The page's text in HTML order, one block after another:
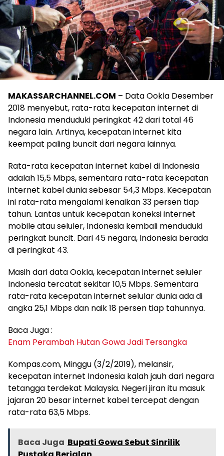
MAKASSARCHANNEL.COM – Data Ookla Desember
2018 menyebut, rata-rata kecepatan internet di
Indonesia menduduki peringkat 42 dari total 46
negara lain. Artinya, kecepatan internet kita
keempat paling buncit dari negara lainnya.
Rata-rata kecepatan internet kabel di Indonesia
adalah 15,5 Mbps, sementara rata-rata kecepatan
internet kabel dunia sebesar 54,3 Mbps. Kecepatan
ini rata-rata mengalami kenaikan 33 persen tiap
tahun. Lantas untuk kecepatan koneksi internet
mobile atau seluler, Indonesia kembali menduduki
peringkat buncit. Dari 45 negara, Indonesia berada
di peringkat 43.
Masih dari data Ookla, kecepatan internet seluler
Indonesia tercatat sekitar 10,5 Mbps. Sementara
rata-rata kecepatan internet selular dunia ada di
angka 25,1 Mbps dan naik 18 persen tiap tahunnya.
Baca Juga :
Enam Perambah Hutan Gowa Jadi Tersangka
Kompas.com, Minggu (3/2/2019), melansir,
kecepatan internet Indonesia kalah jauh dari negara
tetangga terdekat Malaysia. Negeri jiran itu masuk
jajaran 20 besar internet kabel tercepat dengan
rata-rata 63,5 Mbps.
Baca Juga Bupati Gowa Sebut Sinrilik